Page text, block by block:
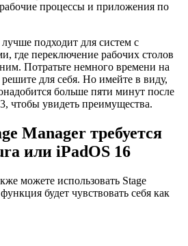
рабочие процессы и приложения по
подходит для систем с
где переключение рабочих столов
Потратьте немного времени на
для себя. Но имейте в виду,
больше пяти минут после
чтобы увидеть преимущества.
Manager требуется
или iPadOS 16
можете использовать Stage
будет чувствовать себя как